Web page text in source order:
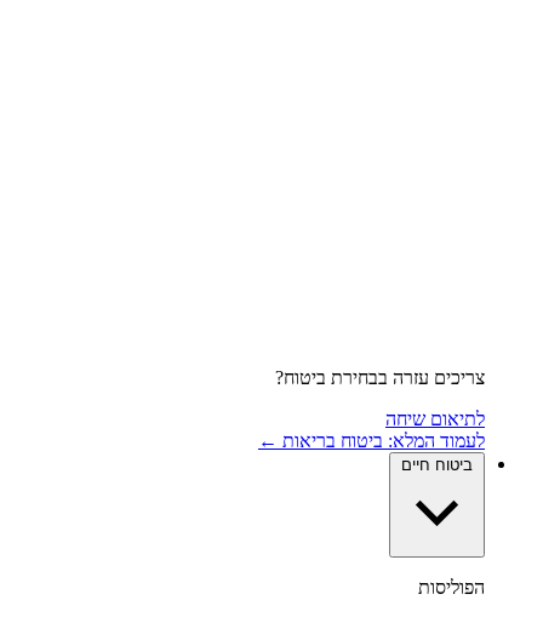
צריכים עזרה בבחירת ביטוח?
לתיאום שיחה
לעמוד המלא: ביטוח בריאות ←
ביטוח חיים
הפוליסות